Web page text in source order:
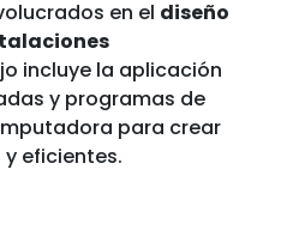
en el diseño
incluye la aplicación
y programas de
para crear
eficientes.